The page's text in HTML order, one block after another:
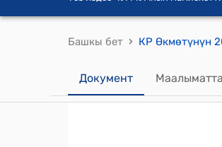
Башкы бет ›
Документ